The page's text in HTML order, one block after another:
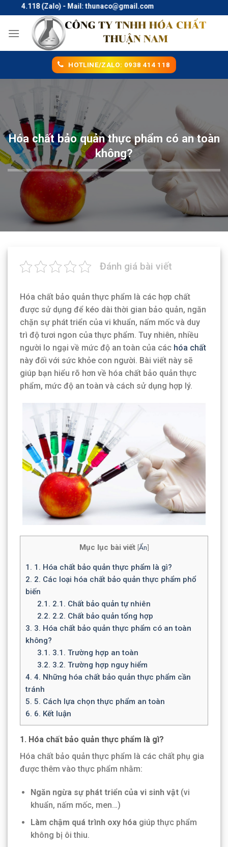
to
content
(Zalo) - Mail: thunaco@gmail.com
HOTLINE/ZALO: 0938 414 118
Hóa chất bảo quản thực phẩm có an toàn
không?
Đánh giá bài viết
Hóa chất bảo quản thực phẩm là các hợp chất
được sử dụng để kéo dài thời gian bảo quản, ngăn
chặn sự phát triển của vi khuẩn, nấm mốc và duy
trì độ tươi ngon của thực phẩm. Tuy nhiên, nhiều
người lo ngại về mức độ an toàn của các hóa chất
này đối với sức khỏe con người. Bài viết này sẽ
giúp bạn hiểu rõ hơn về hóa chất bảo quản thực
phẩm, mức độ an toàn và cách sử dụng hợp lý.
Mục lục bài viết [Ẩn]
1. 1. Hóa chất bảo quản thực phẩm là gì?
2. 2. Các loại hóa chất bảo quản thực phẩm phổ
biến
2.1. 2.1. Chất bảo quản tự nhiên
2.2. 2.2. Chất bảo quản tổng hợp
3. 3. Hóa chất bảo quản thực phẩm có an toàn
không?
3.1. 3.1. Trường hợp an toàn
3.2. 3.2. Trường hợp nguy hiểm
4. 4. Những hóa chất bảo quản thực phẩm cần
tránh
5. 5. Cách lựa chọn thực phẩm an toàn
6. 6. Kết luận
1. Hóa chất bảo quản thực phẩm là gì?
Hóa chất bảo quản thực phẩm là các chất phụ gia
được thêm vào thực phẩm nhằm:
Ngăn ngừa sự phát triển của vi sinh vật(vi
khuẩn, nấm mốc, men…)
Làm chậm quá trình oxy hóagiúp thực phẩm
không bị ôi thiu.